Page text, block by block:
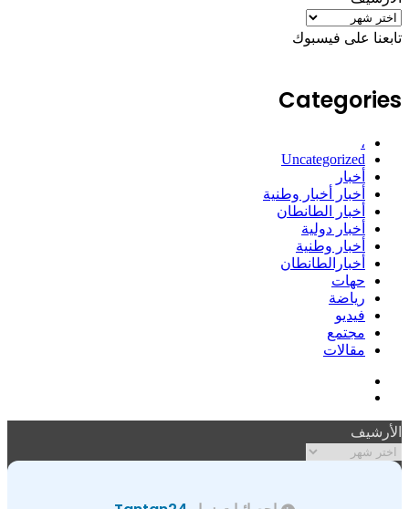
الأرشيف
تابعنا على فيسبوك
Categories
،
Uncategorized
أخبار
أخبار أخبار وطنية
أخبار الطانطان
أخبار دولية
أخبار وطنية
أخبارالطانطان
حهات
رياضة
فيديو
مجتمع
مقالات
RSS
الأرشيف
الأرشيف